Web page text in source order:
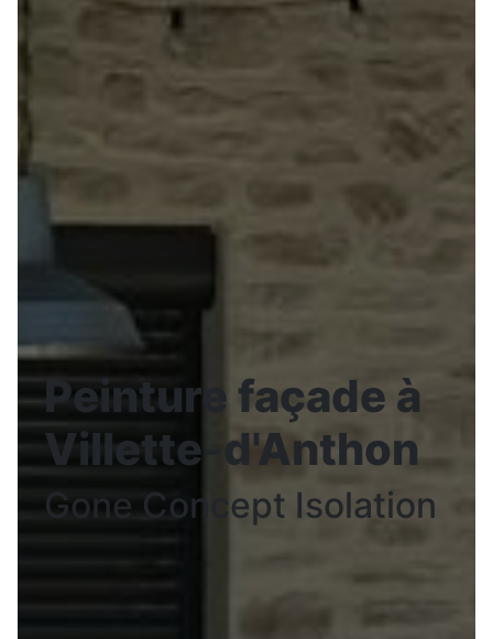
Peinture façade à
Villette-d'Anthon
Gone Concept Isolation